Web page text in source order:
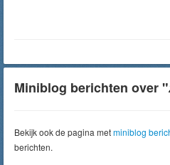
Miniblog berichten over "
Bekijk ook de pagina metminiblog
berichten.